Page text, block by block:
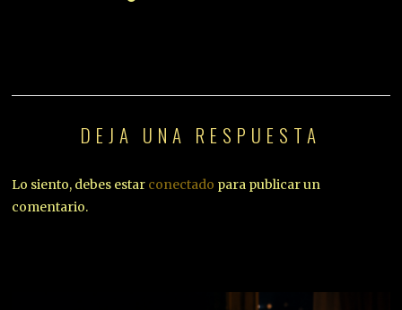
DEJA UNA RESPUESTA
Lo siento, debes estar conectado para publicar un
comentario.